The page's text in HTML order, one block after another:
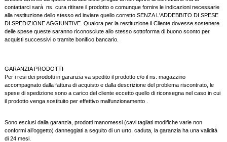
contattarci sarà ns. cura ritirare il prodotto o comunque fornire le indicazioni necessarie
alla restituzione dello stesso ed inviare quello corretto SENZA L'ADDEBBITO DI SPESE
DI SPEDIZIONE AGGIUNTIVE. Qualora per la restituzione il Cliente dovesse sostenere
delle spese queste saranno riconosciute allo stesso sottoforma di buono sconto per
acquisti successivi o tramite bonifico bancario.
GARANZIA PRODOTTI
Per i resi dei prodotti in garanzia va spedito il prodotto c/o il ns. magazzino
accompagnato dalla fattura di acquisto e dalla descrizione del problema riscontrato, le
spese di spedizione sono a carico del cliente eccetto quello di riconsegna nel caso in cui
il prodotto venga sostituito per effettivo malfunzionamento .
Sono esclusi dalla garanzia, prodotti manomessi (cavi tagliati modifiche varie non
conformi all’oggetto) danneggiati a seguito di un urto, caduta, la garanzia ha una validità
di 24 mesi.